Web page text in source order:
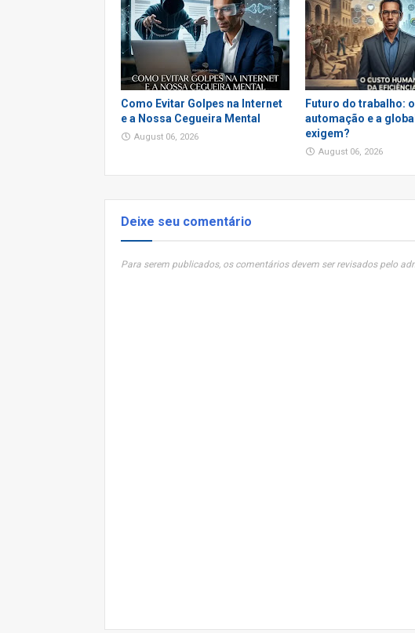
Como Evitar Golpes na Internet
e a Nossa Cegueira Mental
August 06, 2026
Futuro do trabalho:
automação e a
exigem?
August 06, 2026
Deixe seu comentário
Para serem publicados, os comentários devem ser revisados pelo